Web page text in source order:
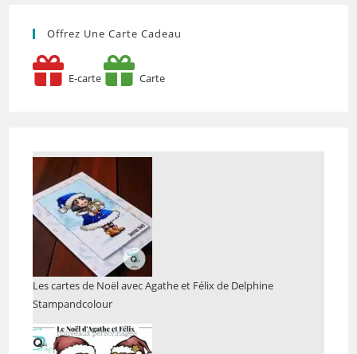
Offrez Une Carte Cadeau
E-carte Carte
Les cartes de Noël avec Agathe et Félix de Delphine
Stampandcolour